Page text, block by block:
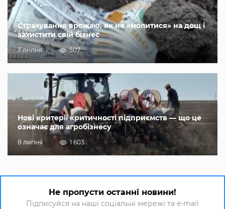
Страхування врожаю, як не «молитися» на дощ і
захистити свій бізнес
7 липня 507
Нові критерії критичності підприємств — що це
означає для агробізнесу
8 липня 1 603
Не пропусти останні новини!
Підписуйся на наші соціальні мережі та e-mail